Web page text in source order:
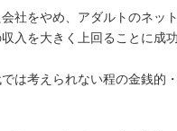
社をやめ、アダルトのネッ
入を大きく上回ることに成功
は考えられない程の金銭的